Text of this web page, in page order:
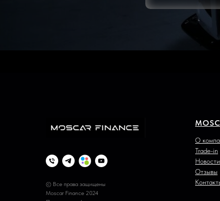
© Все права защищены
Moscar Finance 2024
О
Trade-in
Новости
Отзывы